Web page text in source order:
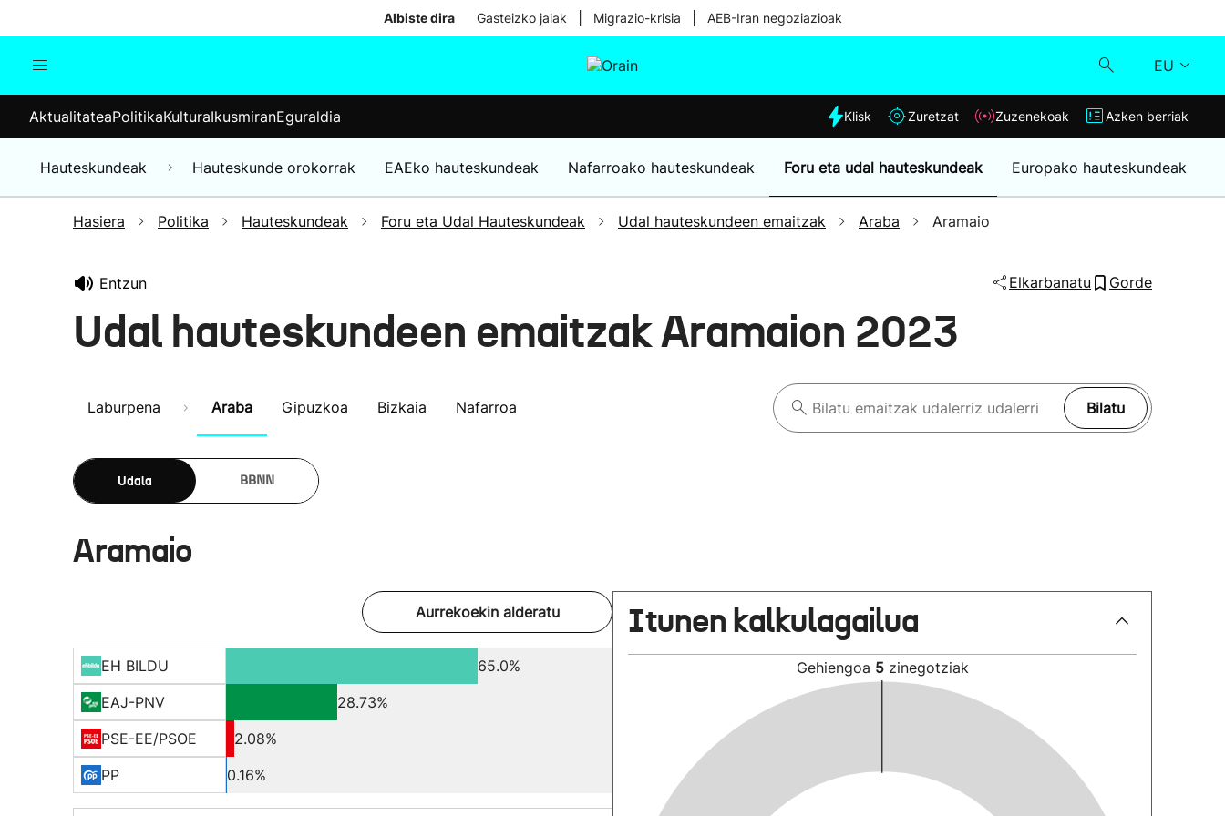
Albiste dira Gasteizko jaiak Migrazio-krisia AEB-Iran negoziazioak
EU
Munduko albisteak
Hauteskundeak
Eguraldia
Klisk
Zuzenekoak
Azken berriak
AktualitateaPolitikaKulturaIkusmiranEguraldia Klisk Zuretzat Zuzenekoak Azken berriak
Hauteskundeak Hauteskunde orokorrak EAEko hauteskundeak Nafarroako hauteskundeak Foru eta udal hauteskundeak Europako hauteskundeak
Hasiera Politika Hauteskundeak Foru eta Udal Hauteskundeak Udal hauteskundeen emaitzak Araba Aramaio
Entzun Elkarbanatu Gorde
Udal hauteskundeen emaitzak Aramaion 2023
Laburpena Araba Gipuzkoa Bizkaia Nafarroa Bilatu
Udala BBNN
Aramaio
Aurrekoekin alderatu
EH BILDU
65.0%
EAJ-PNV
28.73%
PSE-EE/PSOE
2.08%
PP
0.16%
Itunen kalkulagailua
Gehiengoa 5 zinegotziak